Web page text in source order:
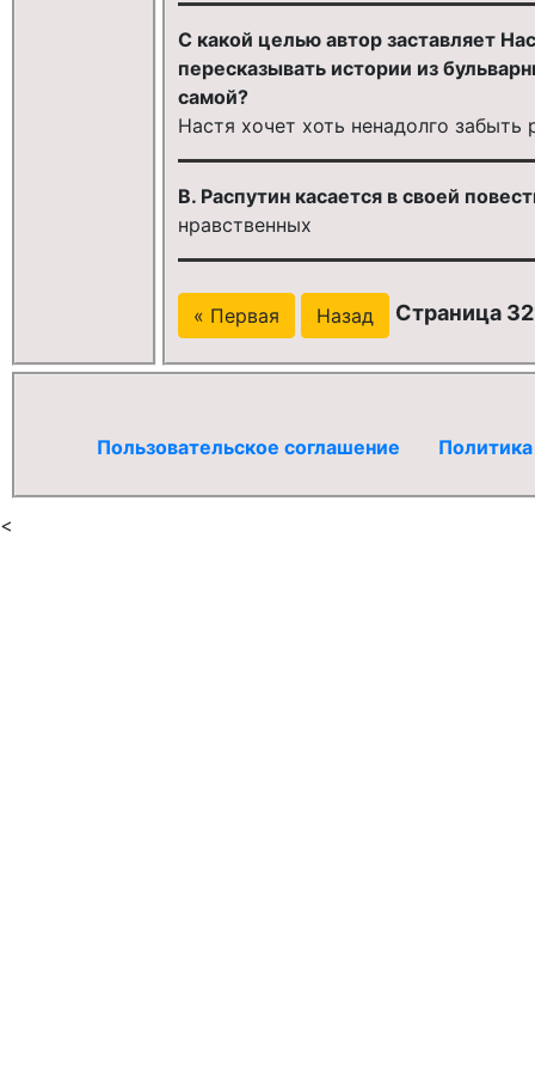
С какой целью автор заставляет
пересказывать истории из
самой?
Настя хочет хоть ненадолго забыть
В. Распутин касается в своей
нравственных
« Первая Назад Страница
Пользовательское соглашение
<